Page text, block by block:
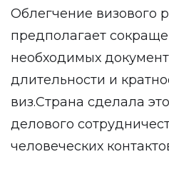
Облегчение визового
предполагает
необходимых
длительности и
виз.Страна сделала
делового
человеческих